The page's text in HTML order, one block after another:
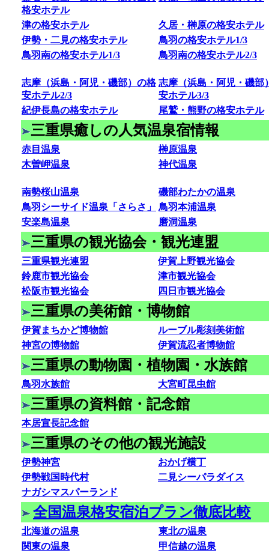
格安ホテル
津の格安ホテル
久居・榊原の格安ホテル
伊勢・二見の格安ホテル
鳥羽の格安ホテル1/3
鳥羽南の格安ホテル1/3
鳥羽南の格安ホテル2/3
志摩（浜島・阿児・磯部）の格
安ホテル2/3
志摩（浜島・阿児・磯部
安ホテル3/3
紀伊長島の格安ホテル
尾鷲・熊野の格安ホテル
三重県癒しの人気温泉宿情報
赤目温泉
榊原温泉
木曽岬温泉
神代温泉
南勢桜山温泉
磯部わたかの温泉
鳥羽シーサイド温泉「さらさ」
鳥羽本浦温泉
安楽島温泉
磨洞温泉
三重県の観光協会・観光連盟
三重県観光連盟
伊賀上野観光協会
鈴鹿市観光協会
津市観光協会
松阪市観光協会
四日市観光協会
三重県の美術館・博物館
伊賀まちかど博物館
ルーブル彫刻美術館
神宮の博物館
伊賀流忍者博物館
三重県の動物園・植物園・水族館
鳥羽水族館 大宮町昆虫館
三重県の資料館・記念館
本居宣長記念館
三重県のその他の観光施設
伊勢神宮
おかげ横丁
伊勢戦国時代村
二見シーパラダイス
ナガシマスパーランド
全国温泉格安宿泊プラン徹底比較
北海道の温泉
東北の温泉
関東の温泉
甲信越の温泉